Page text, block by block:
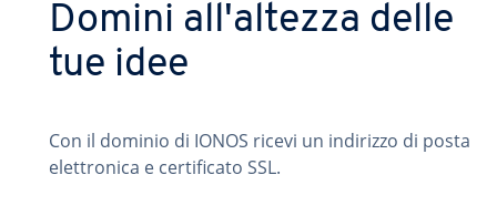
Domini all'altezza delle
tue idee
Con il dominio di IONOS ricevi un indirizzo di posta
elettronica e certificato SSL.